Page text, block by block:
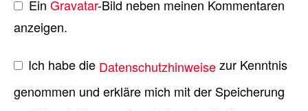
EinGravatar-Bild neben meinen Kommentaren
anzeigen.
Ich habe die Datenschutzhinweisezur Kenntnis
genommen und erkläre mich mit der Speicherung